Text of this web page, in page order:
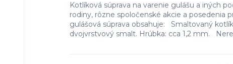
Kotlíková súprava na varenie gulášu a iných
rodiny, rôzne spoločenské akcie a posedenia
gulášová súprava obsahuje: Smaltovaný
dvojvrstvový smalt. Hrúbka: cca 1,2 mm.